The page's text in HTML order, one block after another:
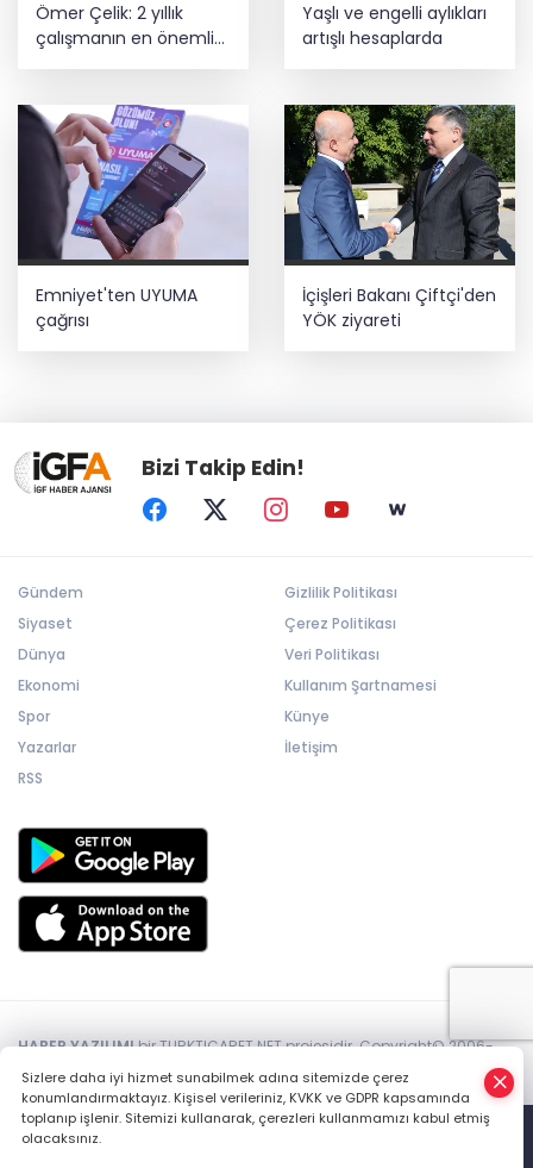
Ömer Çelik: 2 yıllık
çalışmanın en önemli
aşamasındayız
Yaşlı ve engelli aylıkları
artışlı hesaplarda
Emniyet'ten UYUMA
çağrısı
İçişleri Bakanı Çiftçi'den
YÖK ziyareti
Bizi Takip Edin!
Gündem
Siyaset
Dünya
Ekonomi
Spor
Yazarlar
RSS
Gizlilik Politikası
Çerez Politikası
Veri Politikası
Kullanım Şartnamesi
Künye
İletişim
HABER YAZILIMIbir TURKTICARET.NET projesidir. Copyright© 2006-
Sizlere daha iyi hizmet sunabilmek adına sitemizde çerez
konumlandırmaktayız. Kişisel verileriniz, KVKK ve GDPR kapsamında
toplanıp işlenir. Sitemizi kullanarak, çerezleri kullanmamızı kabul etmiş
olacaksınız.